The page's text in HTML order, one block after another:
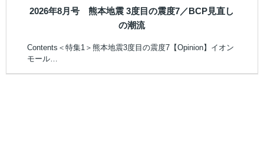
2026年8月号 熊本地震 3度目の震度7／BCP見直し
の潮流
Contents＜特集1＞熊本地震3度目の震度7【Opinion】イオン
モール…